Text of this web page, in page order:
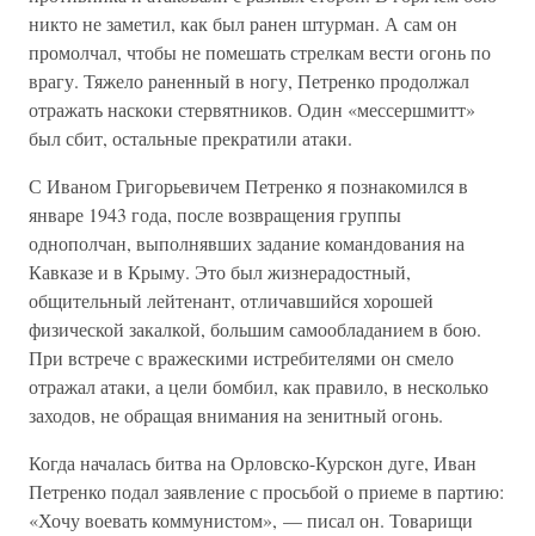
никто не заметил, как был ранен штурман. А сам он
промолчал, чтобы не помешать стрелкам вести огонь по
врагу. Тяжело раненный в ногу, Петренко продолжал
отражать наскоки стервятников. Один «мессершмитт»
был сбит, остальные прекратили атаки.
С Иваном Григорьевичем Петренко я познакомился в
январе 1943 года, после возвращения группы
однополчан, выполнявших задание командования на
Кавказе и в Крыму. Это был жизнерадостный,
общительный лейтенант, отличавшийся хорошей
физической закалкой, большим самообладанием в бою.
При встрече с вражескими истребителями он смело
отражал атаки, а цели бомбил, как правило, в несколько
заходов, не обращая внимания на зенитный огонь.
Когда началась битва на Орловско-Курскон дуге, Иван
Петренко подал заявление с просьбой о приеме в партию:
«Хочу воевать коммунистом», — писал он. Товарищи